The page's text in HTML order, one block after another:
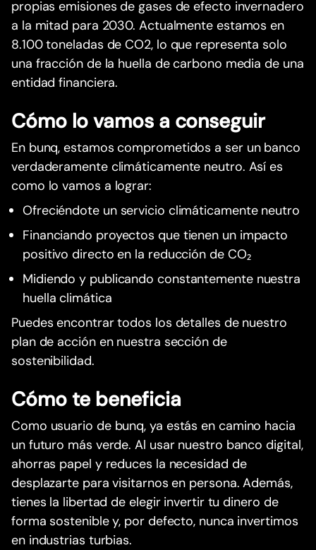
propias emisiones de gases de efecto invernadero
a la mitad para 2030. Actualmente estamos en
8.100 toneladas de CO2, lo que representa solo
una fracción de la huella de carbono media de una
entidad financiera.
Cómo lo vamos a conseguir
En bunq, estamos comprometidos a ser un banco
verdaderamente climáticamente neutro. Así es
como lo vamos a lograr:
Ofreciéndote un servicio climáticamente neutro
Financiando proyectos que tienen un impacto
positivo directo en la reducción de CO₂
Midiendo y publicando constantemente nuestra
huella climática
Puedes encontrar todos los detalles de nuestro
plan de acción en nuestra sección de
sostenibilidad.
Cómo te beneficia
Como usuario de bunq, ya estás en camino hacia
un futuro más verde. Al usar nuestro banco digital,
ahorras papel y reduces la necesidad de
desplazarte para visitarnos en persona. Además,
tienes la libertad de elegir invertir tu dinero de
forma sostenible y, por defecto, nunca invertimos
en industrias turbias.